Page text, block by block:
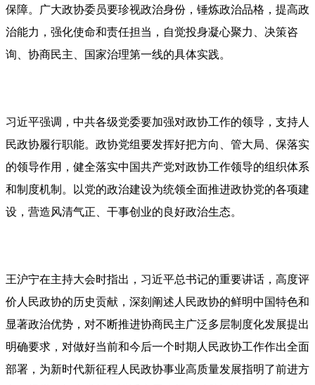
保障。广大政协委员要珍视政治身份，锤炼政治品格，提高政
治能力，强化使命和责任担当，自觉投身凝心聚力、决策咨
询、协商民主、国家治理第一线的具体实践。
习近平强调，中共各级党委要加强对政协工作的领导，支持人
民政协履行职能。政协党组要发挥好把方向、管大局、保落实
的领导作用，健全落实中国共产党对政协工作领导的组织体系
和制度机制。以党的政治建设为统领全面推进政协党的各项建
设，营造风清气正、干事创业的良好政治生态。
王沪宁在主持大会时指出，习近平总书记的重要讲话，高度评
价人民政协的历史贡献，深刻阐述人民政协的鲜明中国特色和
显著政治优势，对不断推进协商民主广泛多层制度化发展提出
明确要求，对做好当前和今后一个时期人民政协工作作出全面
部署，为新时代新征程人民政协事业高质量发展指明了前进方